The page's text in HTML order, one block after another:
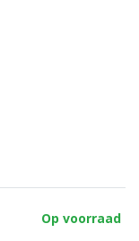
Op voorraad